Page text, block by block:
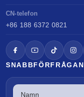
CN-telefon
+86 188 6372 0821
SNABBFÖRFRÅGAN